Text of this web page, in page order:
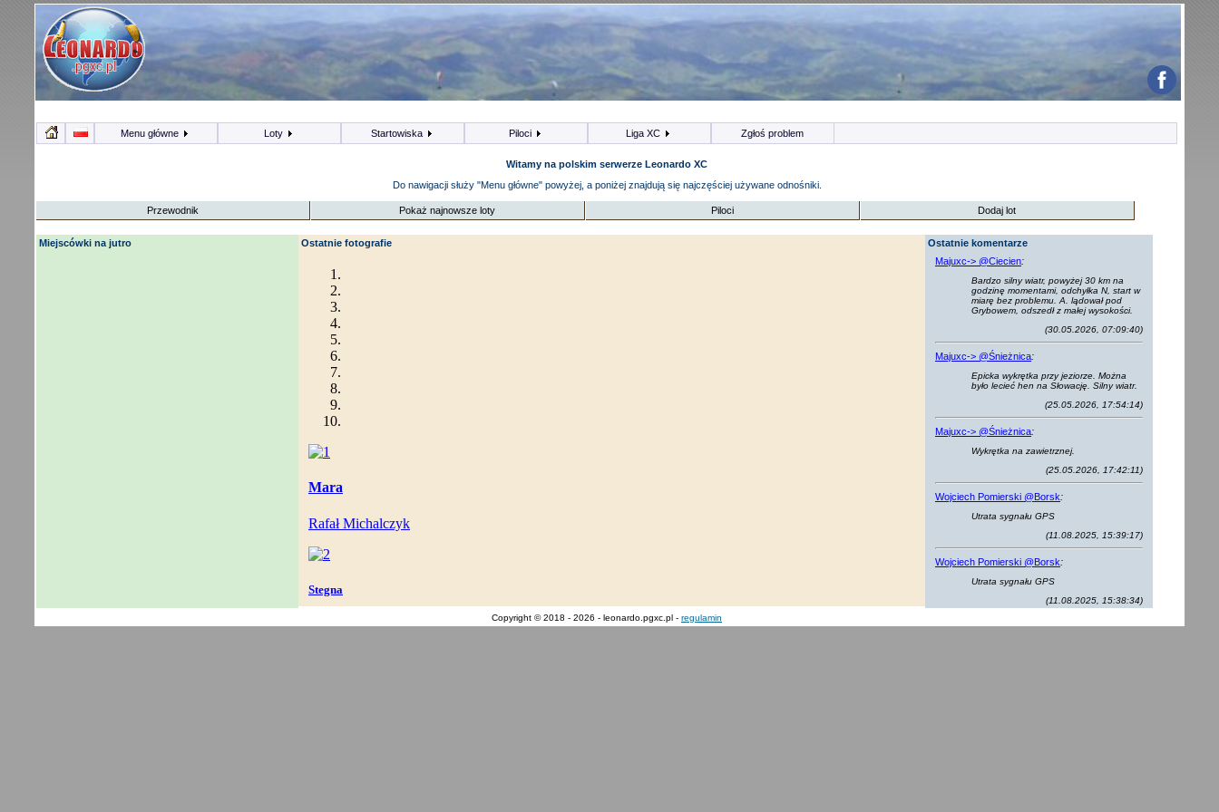
Menu główne Loty Startowiska Piloci Liga XC Zgłoś problem
Witamy na polskim serwerze Leonardo XC
Do nawigacji służy "Menu główne" powyżej, a poniżej znajdują się najczęściej używane odnośniki.
Przewodnik Pokaż najnowsze loty Piloci Dodaj lot
Miejscówki na jutro Ostatnie fotografie Ostatnie komentarze
Copyright © 2018 - 2026 - leonardo.pgxc.pl - regulamin